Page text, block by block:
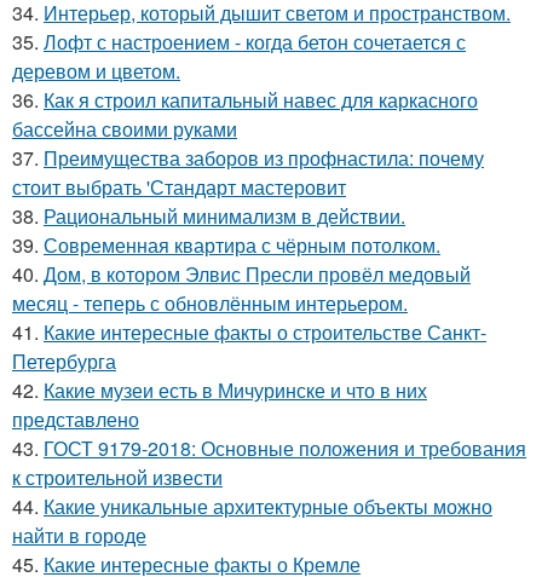
34. Интерьер, который дышит светом и пространством.
35. Лофт с настроением - когда бетон сочетается с
деревом и цветом.
36. Как я строил капитальный навес для каркасного
бассейна своими руками
37. Преимущества заборов из профнастила: почему
стоит выбрать 'Стандарт мастеровит
38. Рациональный минимализм в действии.
39. Современная квартира с чёрным потолком.
40. Дом, в котором Элвис Пресли провёл медовый
месяц - теперь с обновлённым интерьером.
41. Какие интересные факты о строительстве Санкт-
Петербурга
42. Какие музеи есть в Мичуринске и что в них
представлено
43. ГОСТ 9179-2018: Основные положения и требования
к строительной извести
44. Какие уникальные архитектурные объекты можно
найти в городе
45. Какие интересные факты о Кремле